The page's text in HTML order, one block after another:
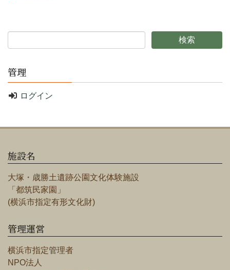
管理
ログイン
施設名
大塚・歳勝土遺跡公園文化体験施設
「都筑民家園」
(横浜市指定有形文化財)
管理運営
横浜市指定管理者
NPO法人